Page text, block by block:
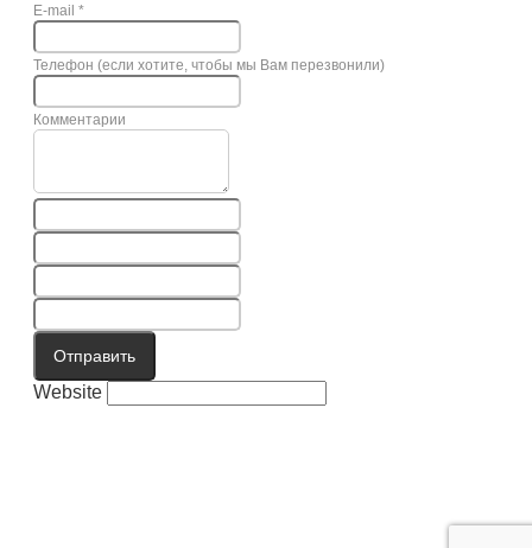
E-mail *
Телефон (если хотите, чтобы мы Вам перезвонили)
Комментарии
Отправить
Website